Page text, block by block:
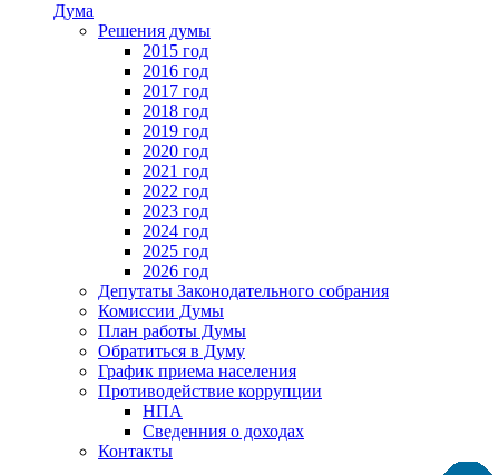
Дума
Решения думы
2015 год
2016 год
2017 год
2018 год
2019 год
2020 год
2021 год
2022 год
2023 год
2024 год
2025 год
2026 год
Депутаты Законодательного собрания
Комиссии Думы
План работы Думы
Обратиться в Думу
График приема населения
Противодействие коррупции
НПА
Сведенния о доходах
Контакты